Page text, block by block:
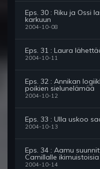
Eps. 30 : Riku ja Ossi
karkuun
2004-10-08
Eps. 31 : Laura
2004-10-11
Eps. 32 : Annikan
poikien sielunelämää
2004-10-12
Eps. 33 : Ulla uskoo
2004-10-13
Eps. 34 : Aamu
Camillalle
2004-10-14